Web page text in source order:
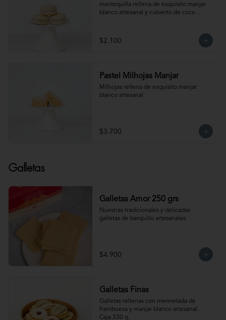
mantequilla rellena de exquisito manjar
blanco artesanal y cubierto de coco
$2.100
Pastel Milhojas Manjar
Milhojas rellena de exquisito manjar
blanco artesanal.
$3.700
Galletas
Galletas Amor 250 grs
Nuestras tradicionales y delicadas
galletas de barquillo artesanales.
$4.900
Galletas Finas
Galletas rellenas con mermelada de
frambuesa y manjar blanco artesanal.
Caja 330 g.